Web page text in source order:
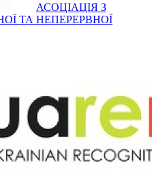
АСОЦІАЦІЯ З
ТА НЕПЕРЕРВНОЇ